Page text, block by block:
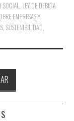
LEY DE DEBIDA
EMPRESAS Y
,SOSTENIBILIDAD